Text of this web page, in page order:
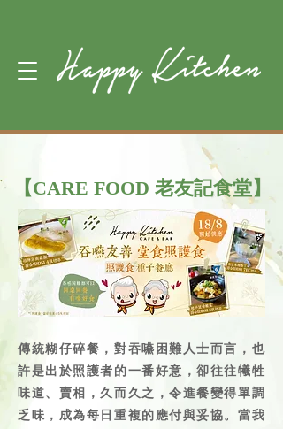
【CARE FOOD 老友記食堂】
傳統糊仔碎餐，對吞嚥困難人士而言，也
許是出於照護者的一番好意，卻往往犧牲
味道、賣相，久而久之，令進餐變得單調
乏味，成為每日重複的應付與妥協。當我